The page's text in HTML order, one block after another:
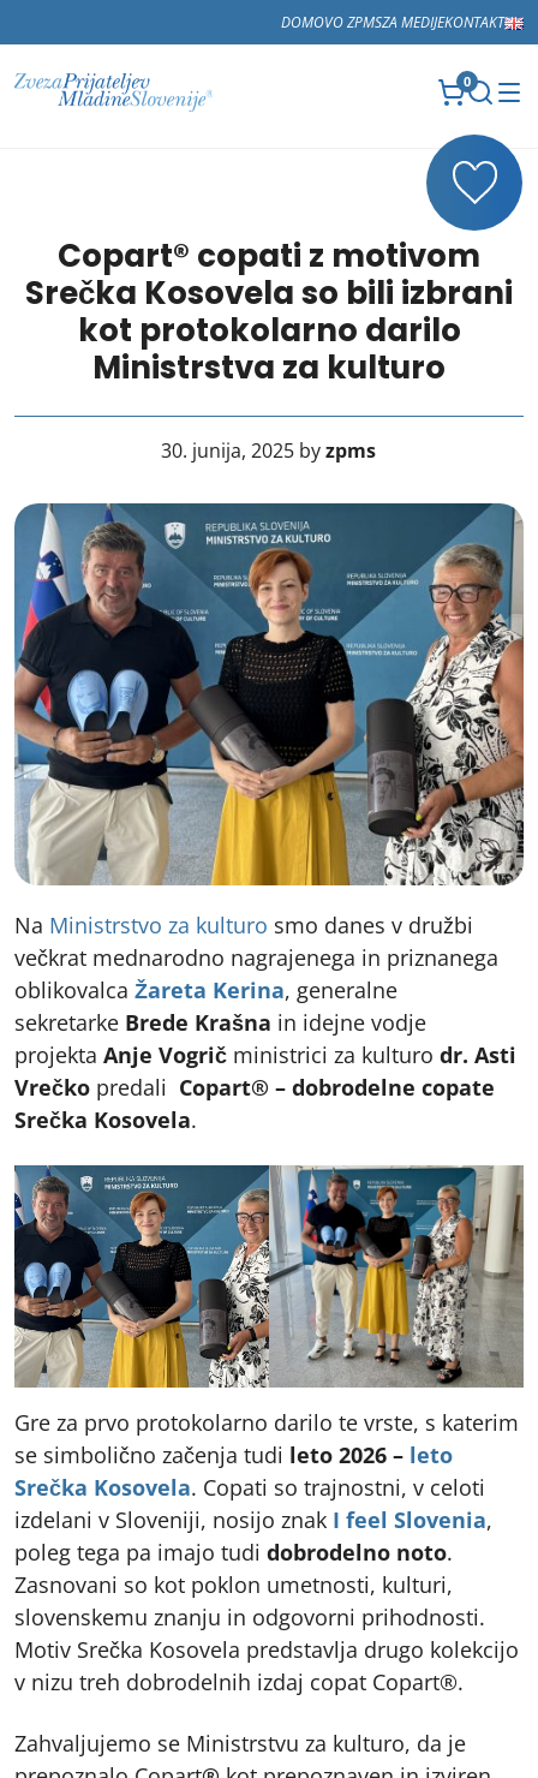
DOMOVO ZPMSZA MEDIJEKONTAKT
0
Copart® copati z motivom
Srečka Kosovela so bili izbrani
kot protokolarno darilo
Ministrstva za kulturo
30. junija, 2025 byzpms
Na Ministrstvo za kulturo smo danes v družbi
večkrat mednarodno nagrajenega in priznanega
oblikovalca Žareta Kerina, generalne
sekretarke Brede Krašna in idejne vodje
projekta Anje Vogrič ministrici za kulturo dr. Asti
Vrečko predali Copart® – dobrodelne copate
Srečka Kosovela.
Gre za prvo protokolarno darilo te vrste, s katerim
se simbolično začenja tudi leto 2026 – leto
Srečka Kosovela. Copati so trajnostni, v celoti
izdelani v Sloveniji, nosijo znak I feel Slovenia,
poleg tega pa imajo tudi dobrodelno noto.
Zasnovani so kot poklon umetnosti, kulturi,
slovenskemu znanju in odgovorni prihodnosti.
Motiv Srečka Kosovela predstavlja drugo kolekcijo
v nizu treh dobrodelnih izdaj copat Copart®.
Zahvaljujemo se Ministrstvu za kulturo, da je